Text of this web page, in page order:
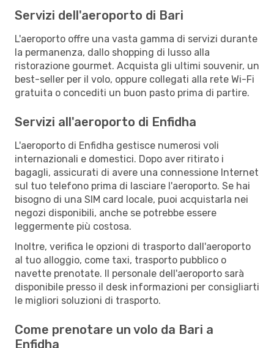
Servizi dell'aeroporto di Bari
L'aeroporto offre una vasta gamma di servizi durante
la permanenza, dallo shopping di lusso alla
ristorazione gourmet. Acquista gli ultimi souvenir, un
best-seller per il volo, oppure collegati alla rete Wi-Fi
gratuita o concediti un buon pasto prima di partire.
Servizi all'aeroporto di Enfidha
L'aeroporto di Enfidha gestisce numerosi voli
internazionali e domestici. Dopo aver ritirato i
bagagli, assicurati di avere una connessione Internet
sul tuo telefono prima di lasciare l'aeroporto. Se hai
bisogno di una SIM card locale, puoi acquistarla nei
negozi disponibili, anche se potrebbe essere
leggermente più costosa.
Inoltre, verifica le opzioni di trasporto dall'aeroporto
al tuo alloggio, come taxi, trasporto pubblico o
navette prenotate. Il personale dell'aeroporto sarà
disponibile presso il desk informazioni per consigliarti
le migliori soluzioni di trasporto.
Come prenotare un volo da Bari a
Enfidha